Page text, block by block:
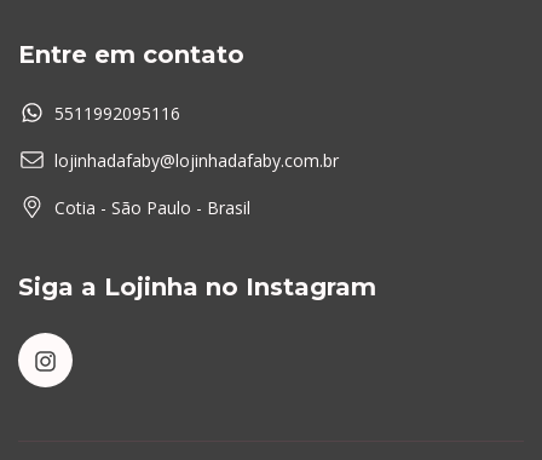
Entre em contato
5511992095116
lojinhadafaby@lojinhadafaby.com.br
Cotia - São Paulo - Brasil
Siga a Lojinha no Instagram